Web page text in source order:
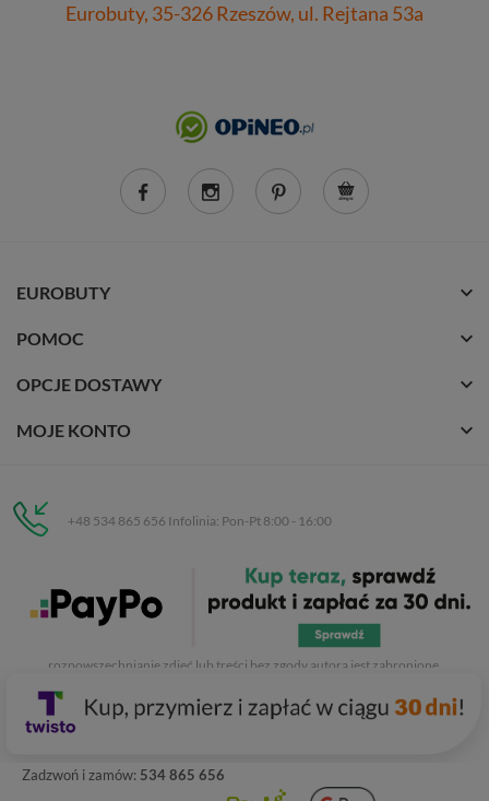
Zadzwoń i zamów: 534 865 656
Eurobuty, 35-326 Rzeszów, ul. Rejtana 53a
EUROBUTY
POMOC
OPCJE DOSTAWY
MOJE KONTO
+48 534 865 656 Infolinia: Pon-Pt 8:00 - 16:00
C.H. Respan, Rejtana 53a/250
35-326 Rzeszów
. Kopiowanie, przetwarzanie,
rozpowszechnianie zdjęć lub treści bez zgody autora jest zabronione.